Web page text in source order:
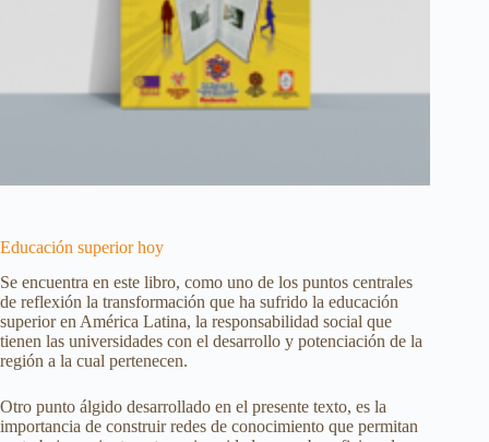
Educación superior hoy
Se encuentra en este libro, como uno de los puntos centrales
de reflexión la transformación que ha sufrido la educación
superior en América Latina, la responsabilidad social que
tienen las universidades con el desarrollo y potenciación de la
región a la cual pertenecen.
Otro punto álgido desarrollado en el presente texto, es la
importancia de construir redes de conocimiento que permitan